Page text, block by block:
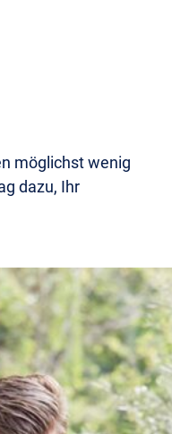
möglichst wenig
dazu, Ihr